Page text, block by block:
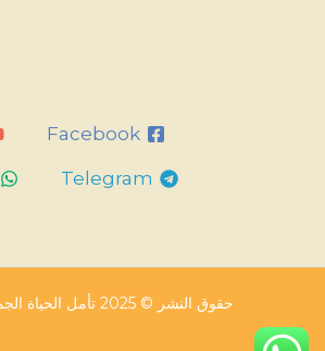
Facebook
Telegram
حقوق النشر © 2025 تأمل الحياة الجميلة اليومي